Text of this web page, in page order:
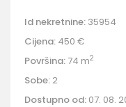
Id nekretnine: 35954
Cijena: 450 €
Površina: 74 m2
Sobe: 2
Dostupno od: 07. 08.